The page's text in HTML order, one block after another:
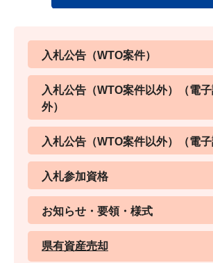
入札公告（WTO案件）
入札公告（WTO案件以外）（電
外）
入札公告（WTO案件以外）（電子
入札参加資格
お知らせ・要領・様式
県有資産売却